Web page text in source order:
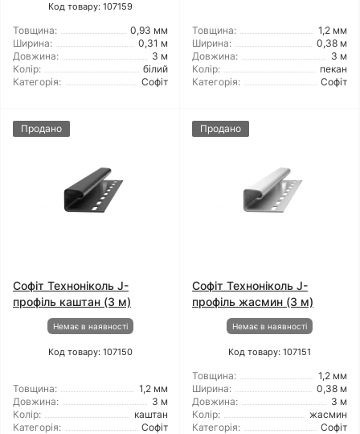
Код товару: 107159
Товщина:
0,93 мм
Ширина:
0,31 м
Довжина:
3 м
Колір:
білий
Категорія:
Софіт
Товщина:
1,2 мм
Ширина:
0,38 м
Довжина:
3 м
Колір:
пекан
Категорія:
Софіт
Продано
Софіт Техноніколь J-
профіль каштан (3 м)
Немає в наявності
Код товару: 107150
Товщина:
1,2 мм
Довжина:
3 м
Колір:
каштан
Категорія:
Софіт
Продано
Софіт Техноніколь J-
профіль жасмин (3 м)
Немає в наявності
Код товару: 107151
Товщина:
1,2 мм
Ширина:
0,38 м
Довжина:
3 м
Колір:
жасмин
Категорія:
Софіт